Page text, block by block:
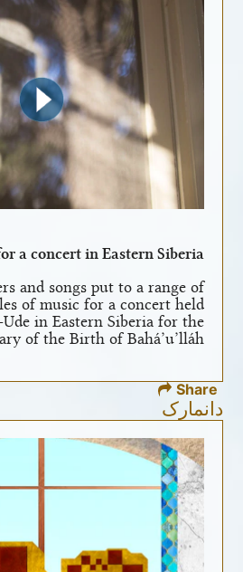
a concert in Eastern Siberia
and songs put to a range of
of music for a concert held
in Eastern Siberia for the
of the Birth of Bahá’u’lláh.
Share
دانمارک